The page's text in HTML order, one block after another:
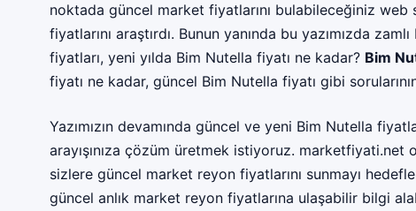
noktada güncel market fiyatlarını bulabileceğiniz
fiyatlarını araştırdı. Bunun yanında bu yazımızda
fiyatları, yeni yılda Bim Nutella fiyatı ne kadar? Bim
fiyatı ne kadar, güncel Bim Nutella fiyatı gibi
Yazımızın devamında güncel ve yeni Bim Nutella
arayışınıza çözüm üretmek istiyoruz. marketfiyati.net
sizlere güncel market reyon fiyatlarını sunmayı
güncel anlık market reyon fiyatlarına ulaşabilir bilgi